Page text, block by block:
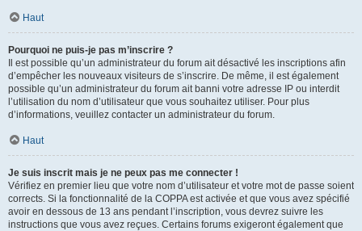
Haut
Pourquoi ne puis-je pas m’inscrire ?
Il est possible qu’un administrateur du forum ait désactivé les inscriptions afin
d’empêcher les nouveaux visiteurs de s’inscrire. De même, il est également
possible qu’un administrateur du forum ait banni votre adresse IP ou interdit
l’utilisation du nom d’utilisateur que vous souhaitez utiliser. Pour plus
d’informations, veuillez contacter un administrateur du forum.
Haut
Je suis inscrit mais je ne peux pas me connecter !
Vérifiez en premier lieu que votre nom d’utilisateur et votre mot de passe soient
corrects. Si la fonctionnalité de la COPPA est activée et que vous avez spécifié
avoir en dessous de 13 ans pendant l’inscription, vous devrez suivre les
instructions que vous avez reçues. Certains forums exigeront également que